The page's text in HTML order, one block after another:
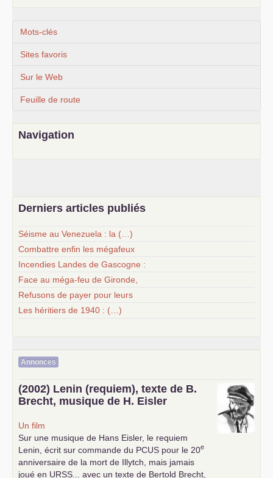
Mots-clés
Sites favoris
Sur le Web
Feuille de route
Navigation
Derniers articles publiés
Séisme au Venezuela : la (…)
Combattre enfin les mégafeux
Incendies Landes de Gascogne :
Face au méga-feu de Gironde,
Refusons de payer pour leurs
Les héritiers de 1940 : (…)
Annonces
(2002) Lenin (requiem), texte de B.
Brecht, musique de H. Eisler
Un film
Sur une musique de Hans Eisler, le requiem
Lenin, écrit sur commande du PCUS pour le 20e
anniversaire de la mort de Illytch, mais jamais
joué en URSS ... avec un texte de Bertold Brecht,